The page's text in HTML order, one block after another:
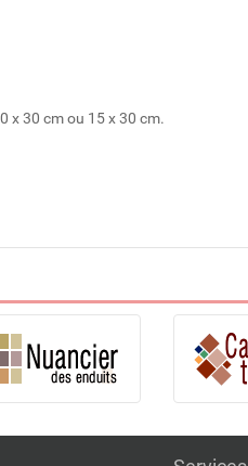
x 30 cm ou 15 x 30 cm.